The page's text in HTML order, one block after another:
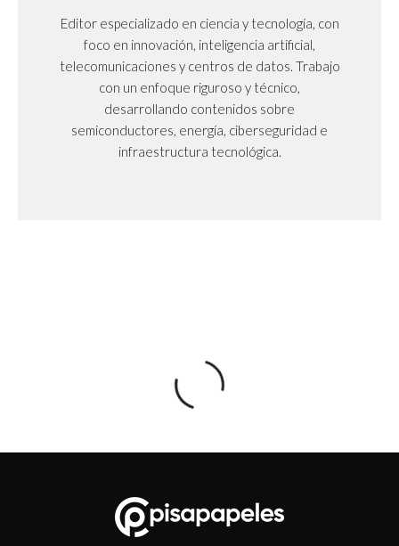
Editor especializado en ciencia y tecnología, con
foco en innovación, inteligencia artificial,
telecomunicaciones y centros de datos. Trabajo
con un enfoque riguroso y técnico,
desarrollando contenidos sobre
semiconductores, energía, ciberseguridad e
infraestructura tecnológica.